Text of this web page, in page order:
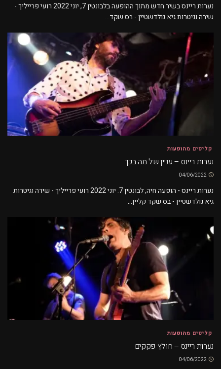
נערות ריינס בשיר חדש מתוך ההופעה בלבונטין 7, יוני 2022 רועי פרייליך -
שירה וגיטרות גיא גולדשטיין - בס שקד...
קליפים מהופעות
נערות ריינס – עניין של מה בכך
נערות ריינס - הופעה חיה, לבונטין 7. יוני 2022 רועי פרייליך - שירה וגיטרות
גיא גולדשטיין - בס שקד קליין...
קליפים מהופעות
נערות ריינס – חולץ פקקים